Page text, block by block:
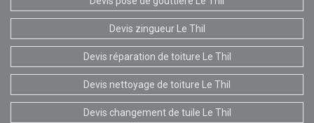
Devis zingueur Le Thil
Devis réparation de toiture Le Thil
Devis nettoyage de toiture Le Thil
Devis changement de tuile Le Thil